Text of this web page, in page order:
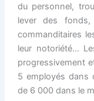
du personnel,
lever des
commanditaires
leur notoriété…
progressivement
5 employés dans
de 6 000 dans le